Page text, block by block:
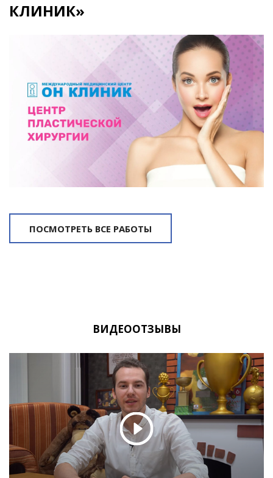
КЛИНИК»
ПОСМОТРЕТЬ ВСЕ РАБОТЫ
ВИДЕООТЗЫВЫ